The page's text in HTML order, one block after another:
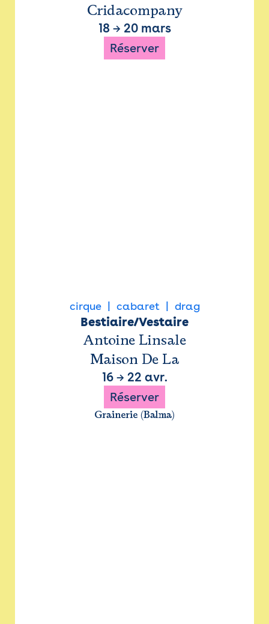
Cridacompany
18 → 20 mars
Réserver
cirque cabaret drag
Bestiaire/Vestaire
Antoine Linsale
Maison De La
16→ 22 avr.
Réserver
Grainerie (Balma)